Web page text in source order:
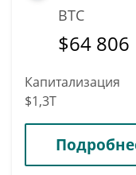
BTC
$64 806
Капитализация
$1,3T